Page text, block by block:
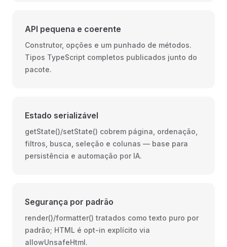
API pequena e coerente
Construtor, opções e um punhado de métodos.
Tipos TypeScript completos publicados junto do
pacote.
Estado serializável
getState()/setState() cobrem página, ordenação,
filtros, busca, seleção e colunas — base para
persistência e automação por IA.
Segurança por padrão
render()/formatter() tratados como texto puro por
padrão; HTML é opt-in explícito via
allowUnsafeHtml.